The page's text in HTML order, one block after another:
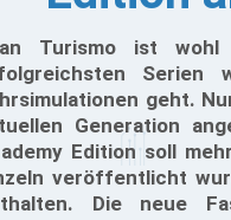
Turismo ist
Serien
geht.
Generation
Edition soll
veröffentlicht
Die neue